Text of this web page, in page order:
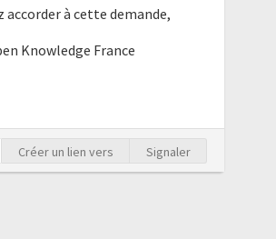
accorder à cette demande,
Knowledge France
Créer un lien vers Signaler